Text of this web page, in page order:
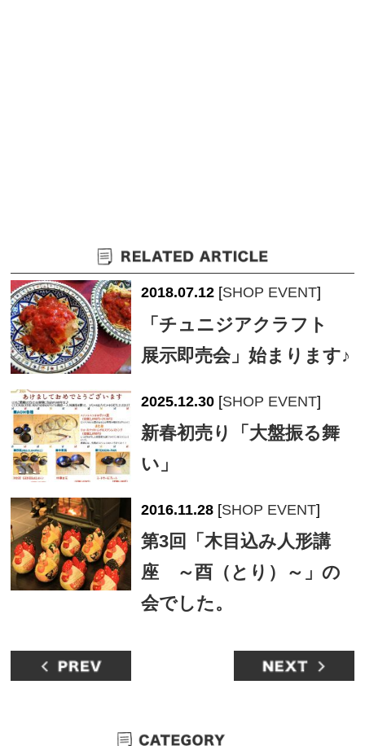
2018.07.12 [SHOP EVENT]
「チュニジアクラフト
展示即売会」始まります♪
2025.12.30 [SHOP EVENT]
新春初売り「大盤振る舞
い」
2016.11.28 [SHOP EVENT]
第3回「木目込み人形講
座 ～酉（とり）～」の
会でした。